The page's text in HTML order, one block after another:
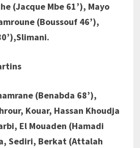
(Jacque Mbe 61’), Mayo
(Boussouf 46’),
(Benabda 68’),
Kouar, Hassan Khoudja
El Mouaden (Hamadi
Sediri, Berkat (Attalah